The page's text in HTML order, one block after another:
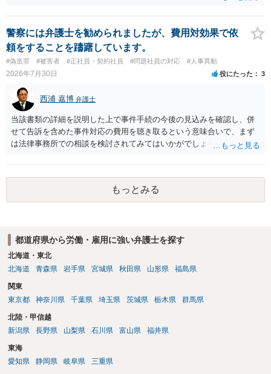
の弁護士にご相談ください。 以上、ご参考まで。
警察には弁護士を勧められましたが、費用対効果で依
頼をすることを躊躇しています。
#偽造罪 #被害者 #正社員・契約社員 #問題社員の対応 #人事異動
2026年7月30日 役にたった 3
西浦 嘉博 弁護士
当該書類の詳細を説明した上で事件手続の今後の見込みを確認し、併
せて告訴を含めた事件対応の費用を聴き取るという意味合いで、まず
は法律事務所での相談を検討されてみてはいかがでしょうか。 上記、
もっとみる
都道府県から労働・雇用に強い弁護士を探す
北海道・東北
北海道
青森県 岩手県 宮城県 秋田県 山形県 福島県
関東
東京都
神奈川県 千葉県 埼玉県 茨城県 栃木県 群馬県
北陸・甲信越
新潟県
長野県 山梨県 石川県 富山県 福井県
東海
愛知県
静岡県 岐阜県 三重県